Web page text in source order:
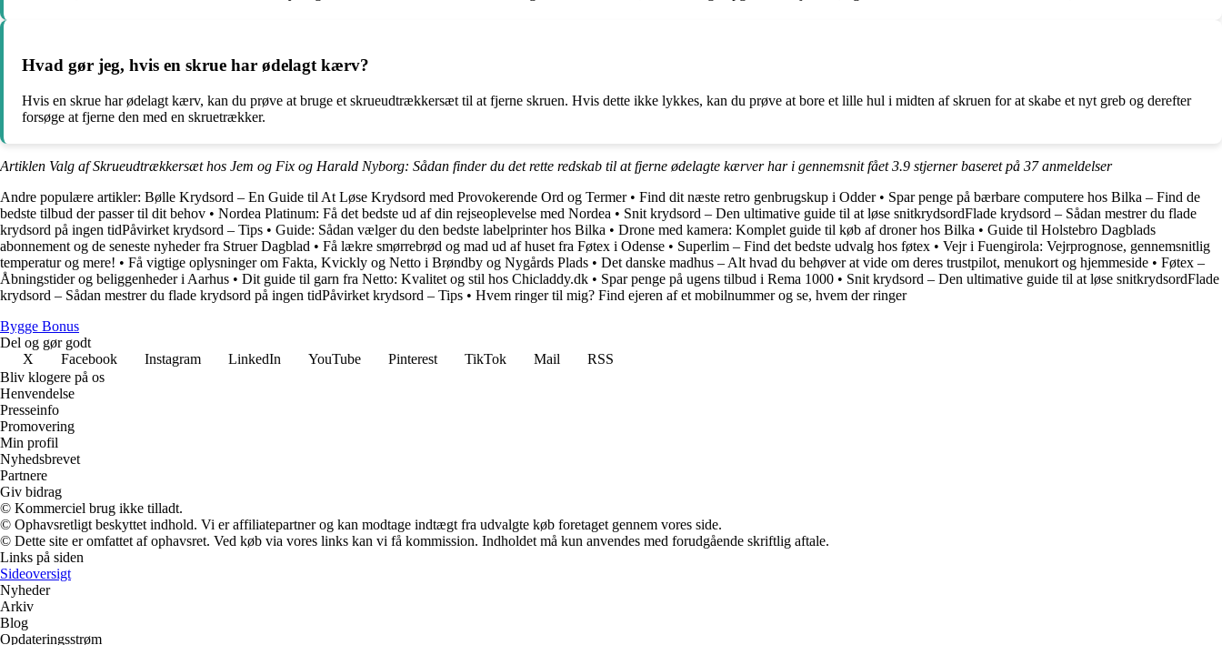
Hvad gør jeg, hvis en skrue har ødelagt kærv?
Hvis en skrue har ødelagt kærv, kan du prøve at bruge et skrueudtrækkersæt til at fjerne skruen. Hvis dette ikke lykkes, kan du prøve at bore et lille hul i midten af skruen for at skabe et nyt greb og derefter
forsøge at fjerne den med en skruetrækker.
Artiklen Valg af Skrueudtrækkersæt hos Jem og Fix og Harald Nyborg: Sådan finder du det rette redskab til at fjerne ødelagte kærver har i gennemsnit fået3.9 stjerner baseret på 37anmeldelser
Andre populære artikler: Bølle Krydsord – En Guide til At Løse Krydsord med Provokerende Ord og Termer• Find dit næste retro genbrugskup i Odder• Spar penge på bærbare computere hos Bilka – Find de
bedste tilbud der passer til dit behov • Nordea Platinum: Få det bedste ud af din rejseoplevelse med Nordea • Snit krydsord – Den ultimative guide til at løse snitkrydsordFlade krydsord – Sådan mestrer du flade
krydsord på ingen tidPåvirket krydsord – Tips • Guide: Sådan vælger du den bedste labelprinter hos Bilka • Drone med kamera: Komplet guide til køb af droner hos Bilka • Guide til Holstebro Dagblads
abonnement og de seneste nyheder fra Struer Dagblad • Få lækre smørrebrød og mad ud af huset fra Føtex i Odense • Superlim – Find det bedste udvalg hos føtex • Vejr i Fuengirola: Vejrprognose, gennemsnitlig
temperatur og mere! • Få vigtige oplysninger om Fakta, Kvickly og Netto i Brøndby og Nygårds Plads • Det danske madhus – Alt hvad du behøver at vide om deres trustpilot, menukort og hjemmeside • Føtex –
Åbningstider og beliggenheder i Aarhus • Dit guide til garn fra Netto: Kvalitet og stil hos Chicladdy.dk • Spar penge på ugens tilbud i Rema 1000 • Snit krydsord – Den ultimative guide til at løse snitkrydsordFlade
krydsord – Sådan mestrer du flade krydsord på ingen tidPåvirket krydsord – Tips • Hvem ringer til mig? Find ejeren af et mobilnummer og se, hvem der ringer
Bygge Bonus
Del og gør godt
X
Facebook Instagram LinkedIn YouTube Pinterest TikTok Mail
RSS
Bliv klogere på os
Henvendelse
Presseinfo
Promovering
Min profil
Nyhedsbrevet
Partnere
Giv bidrag
© Kommerciel brug ikke tilladt.
© Ophavsretligt beskyttet indhold. Vi er affiliatepartner og kan modtage indtægt fra udvalgte køb foretaget gennem vores side.
© Dette site er omfattet af ophavsret. Ved køb via vores links kan vi få kommission. Indholdet må kun anvendes med forudgående skriftlig aftale.
Links på siden
Sideoversigt
Nyheder
Arkiv
Blog
Opdateringsstrøm